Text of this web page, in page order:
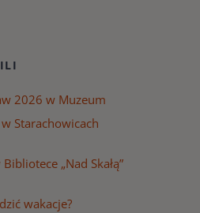
2026 w Muzeum
Starachowicach
„Nad Skałą”
wakacje?